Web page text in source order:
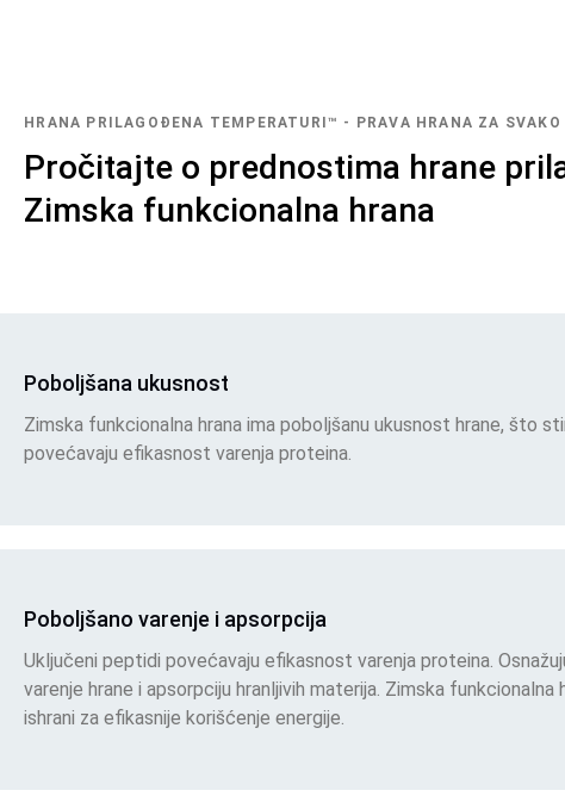
HRANA PRILAGOĐENA TEMPERATURI™ - PRAVA HRANA ZA SVAKO
Pročitajte o prednostima hrane
Zimska funkcionalna hrana
Poboljšana ukusnost
Zimska funkcionalna hrana ima poboljšanu ukusnost hrane, što
povećavaju efikasnost varenja proteina.
Poboljšano varenje i apsorpcija
Uključeni peptidi povećavaju efikasnost varenja proteina.
varenje hrane i apsorpciju hranljivih materija. Zimska
ishrani za efikasnije korišćenje energije.